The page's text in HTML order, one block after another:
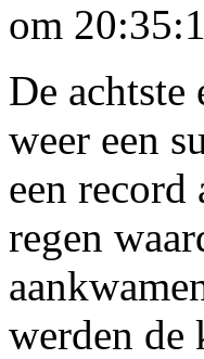
om
De
weer een
een record
regen
werden de